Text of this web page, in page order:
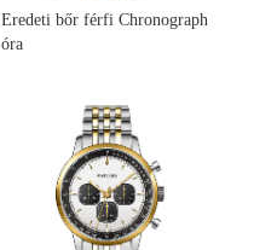
Eredeti bőr férfi Chronograph
óra